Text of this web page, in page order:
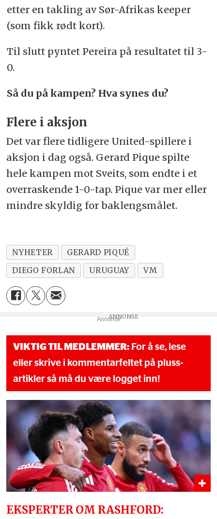
etter en takling av Sør-Afrikas keeper
(som fikk rødt kort).
Til slutt pyntet Pereira på resultatet til 3-
0.
Så du på kampen? Hva synes du?
Flere i aksjon
Det var flere tidligere United-spillere i
aksjon i dag også. Gerard Pique spilte
hele kampen mot Sveits, som endte i et
overraskende 1-0-tap. Pique var mer eller
mindre skyldig for baklengsmålet.
NYHETER
GERARD PIQUÉ
DIEGO FORLAN
URUGUAY VM
Annonse
VIKTIG TIL MEDLEMMER: For å se, lese
eller skrive i kommentarfeltet på pluss-
artikler så må du være logget inn!
EKSPERTER OM RASHFORD: